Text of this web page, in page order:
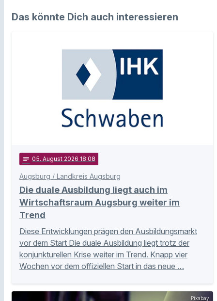
Das könnte Dich auch interessieren
notes 05. August 2026 18:08
Augsburg / Landkreis Augsburg
Die duale Ausbildung liegt auch im
Wirtschaftsraum Augsburg weiter im
Trend
Diese Entwicklungen prägen den Ausbildungsmarkt
vor dem Start Die duale Ausbildung liegt trotz der
konjunkturellen Krise weiter im Trend. Knapp vier
Wochen vor dem offiziellen Start in das neue …
Pixabay